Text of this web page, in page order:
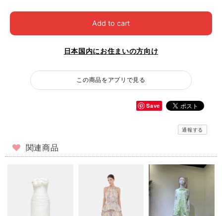
Add to cart
日本国内にお住まいの方向け
この商品をアプリで見る
Save
通報する
関連商品